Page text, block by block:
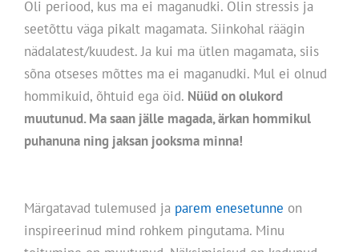
Oli periood, kus ma ei maganudki. Olin stressis ja
seetõttu väga pikalt magamata. Siinkohal räägin
nädalatest/kuudest. Ja kui ma ütlen magamata, siis
sõna otseses mõttes ma ei maganudki. Mul ei olnud
hommikuid, õhtuid ega öid. Nüüd on olukord
muutunud. Ma saan jälle magada, ärkan hommikul
puhanuna ning jaksan jooksma minna!
Märgatavad tulemused ja parem enesetunne on
inspireerinud mind rohkem pingutama. Minu